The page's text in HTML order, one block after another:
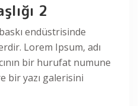
2
endüstrisinde
Lorem Ipsum, adı
bir hurufat numune
bir yazı galerisini